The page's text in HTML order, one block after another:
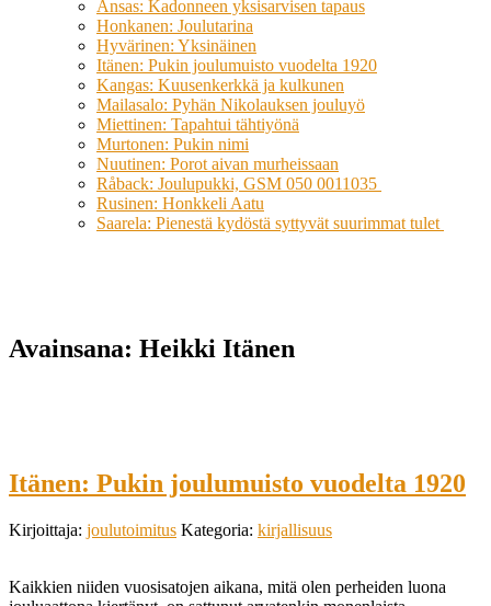
Ansas: Kadonneen yksisarvisen tapaus
Honkanen: Joulutarina
Hyvärinen: Yksinäinen
Itänen: Pukin joulumuisto vuodelta 1920
Kangas: Kuusenkerkkä ja kulkunen
Mailasalo: Pyhän Nikolauksen jouluyö
Miettinen: Tapahtui tähtiyönä
Murtonen: Pukin nimi
Nuutinen: Porot aivan murheissaan
Råback: Joulupukki, GSM 050 0011035
Rusinen: Honkkeli Aatu
Saarela: Pienestä kydöstä syttyvät suurimmat tulet
Avainsana: Heikki Itänen
Itänen: Pukin joulumuisto vuodelta 1920
Kirjoittaja: joulutoimitus Kategoria: kirjallisuus
Kaikkien niiden vuosisatojen aikana, mitä olen perheiden luona